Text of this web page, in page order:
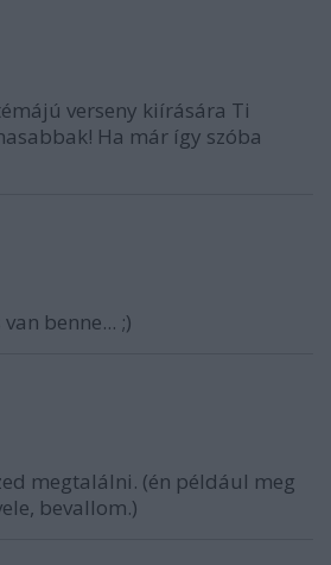
verseny kiírására Ti
Ha már így szóba
benne... ;)
megtalálni. (én például meg
bevallom.)